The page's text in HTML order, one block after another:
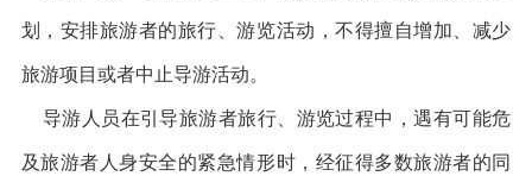
划，安排旅游者的旅行、游览活动，不得擅自增加、减少
旅游项目或者中止导游活动。
导游人员在引导旅游者旅行、游览过程中，遇有可能危
及旅游者人身安全的紧急情形时，经征得多数旅游者的同